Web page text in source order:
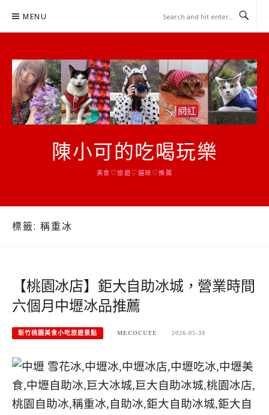
MENU
陳小可的吃喝玩樂
美食♡旅遊♡貓咪♡推薦
標籤: 稱重冰
【桃園冰店】鉅大自助冰城，營業時間
六個月中壢冰品推薦
新竹桃園美食小吃旅遊景點 MECOCUTE 2026-05-30